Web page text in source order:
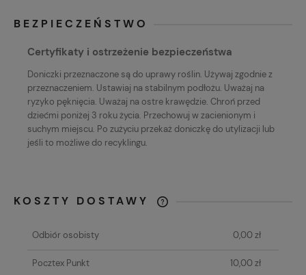
BEZPIECZEŃSTWO
Certyfikaty i ostrzeżenie bezpieczeństwa
Doniczki przeznaczone są do uprawy roślin. Używaj zgodnie z
przeznaczeniem. Ustawiaj na stabilnym podłożu. Uważaj na
ryzyko pęknięcia. Uważaj na ostre krawędzie. Chroń przed
dziećmi poniżej 3 roku życia. Przechowuj w zacienionym i
suchym miejscu. Po zużyciu przekaż doniczkę do utylizacji lub
jeśli to możliwe do recyklingu.
KOSZTY DOSTAWY
POWYŻEJ 80 ZŁ WYSYŁAMY GRATIS!
Odbiór osobisty 0,00 zł
Pocztex Punkt 10,00 zł